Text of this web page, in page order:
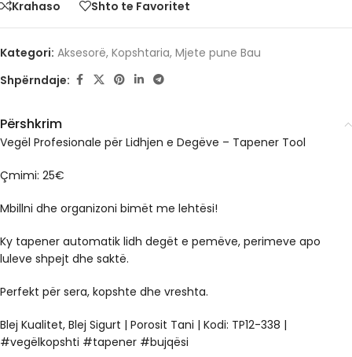
Krahaso Shto te Favoritet
Kategori: Aksesorë, Kopshtaria, Mjete pune Bau
Shpërndaje:
Përshkrim
Vegël Profesionale për Lidhjen e Degëve – Tapener Tool
Çmimi: 25€
Mbillni dhe organizoni bimët me lehtësi!
Ky tapener automatik lidh degët e pemëve, perimeve apo
luleve shpejt dhe saktë.
Perfekt për sera, kopshte dhe vreshta.
Blej Kualitet, Blej Sigurt | Porosit Tani | Kodi: TP12-338 |
#vegëlkopshti #tapener #bujqësi